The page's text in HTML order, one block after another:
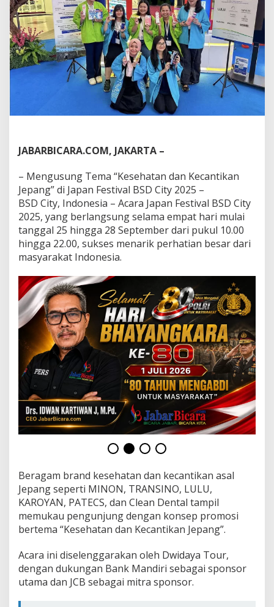
d
a
n
K
e
s
e
h
a
t
A
s
l
J
e
a
n
g
s
p
e
r
t
i
M
I
N
a
n
T
A
N
I
N
M
e
n
r
i
k
P
JABARBICARA.COM, JAKARTA –
– Mengusung Tema “Kesehatan dan Kecantikan
Jepang” di Japan Festival BSD City 2025 –
BSD City, Indonesia – Acara Japan Festival BSD City
2025, yang berlangsung selama empat hari mulai
tanggal 25 hingga 28 September dari pukul 10.00
hingga 22.00, sukses menarik perhatian besar dari
masyarakat Indonesia.
Beragam brand kesehatan dan kecantikan asal
Jepang seperti MINON, TRANSINO, LULU,
KAROYAN, PATECS, dan Clean Dental tampil
memukau pengunjung dengan konsep promosi
bertema “Kesehatan dan Kecantikan Jepang”.
Acara ini diselenggarakan oleh Dwidaya Tour,
dengan dukungan Bank Mandiri sebagai sponsor
utama dan JCB sebagai mitra sponsor.